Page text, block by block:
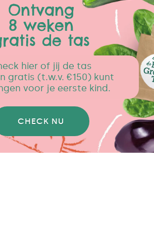
Ontvang
8 weken
de tas
hier of jij de tas
gratis (t.w.v. €150) kunt
voor je eerste kind.
CHECK NU